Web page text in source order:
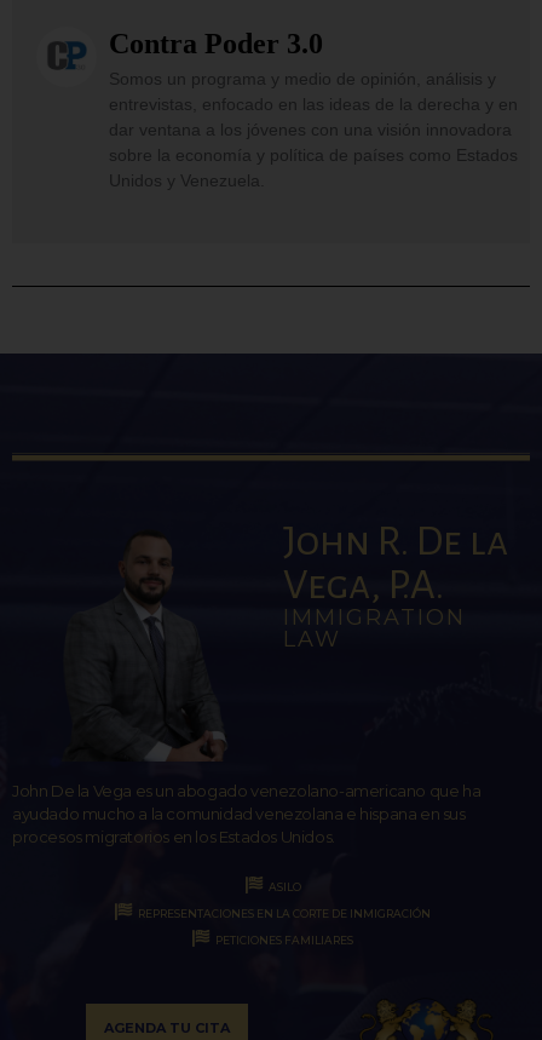
Contra Poder 3.0
Somos un programa y medio de opinión, análisis y
entrevistas, enfocado en las ideas de la derecha y en
dar ventana a los jóvenes con una visión innovadora
sobre la economía y política de países como Estados
Unidos y Venezuela.
John R. De la
Vega, P.A.
IMMIGRATION
LAW
John De la Vega es un abogado venezolano-americano que ha
ayudado mucho a la comunidad venezolana e hispana en sus
procesos migratorios en los Estados Unidos.
ASILO
REPRESENTACIONES EN LA CORTE DE INMIGRACIÓN
PETICIONES FAMILIARES
AGENDA TU CITA